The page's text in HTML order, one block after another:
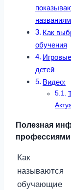
Как
обучения
детей
Видео:
Полезная
профессиями
Как
называются
обучающие